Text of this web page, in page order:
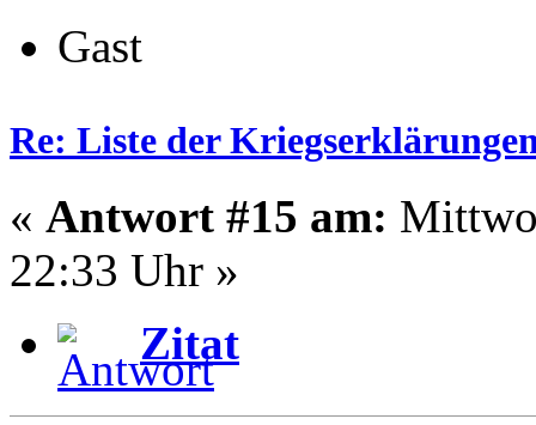
Gast
Re: Liste der
« Antwort #15 am:
22:33 Uhr »
Zitat